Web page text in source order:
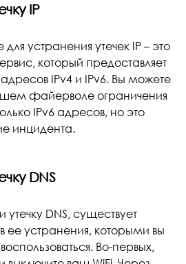
IP
устранения утечек IP – это
который предоставляет
IPv4 и IPv6. Вы можете
файерволе ограничения
IPv6 адресов, но это
инцидента.
DNS
DNS, существует
ее устранения, которыми вы
Во-первых,